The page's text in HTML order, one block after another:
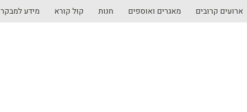
ארועים קרובים מאגרים ואוספים חנות קול קורא מידע למבקר